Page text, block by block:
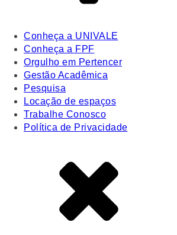
Conheça a UNIVALE
Conheça a FPF
Orgulho em Pertencer
Gestão Acadêmica
Pesquisa
Locação de espaços
Trabalhe Conosco
Política de Privacidade